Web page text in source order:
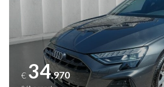
€ 34.970